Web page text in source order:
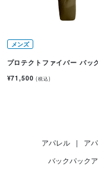
メンズ
プロテクトファイバー バッ
¥71,500(税込)
アパレル | ア
バックパック